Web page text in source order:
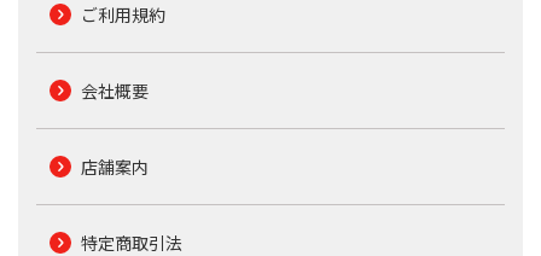
ご利用規約
会社概要
店舗案内
特定商取引法